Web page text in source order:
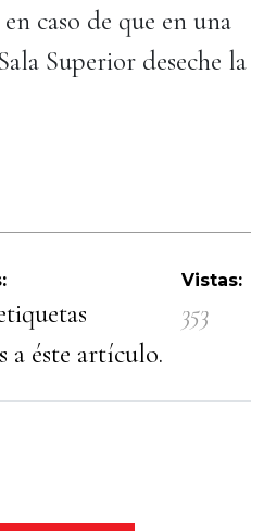
caso de que en una
Superior deseche la
a éste artículo.
Vistas:
353